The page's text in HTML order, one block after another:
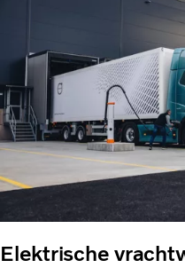
Elektrische